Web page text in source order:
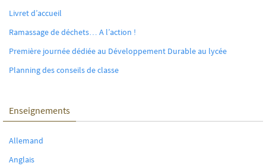
Livret d’accueil
Ramassage de déchets… A l’action !
Première journée dédiée au Développement Durable au lycée
Planning des conseils de classe
Enseignements
Allemand
Anglais